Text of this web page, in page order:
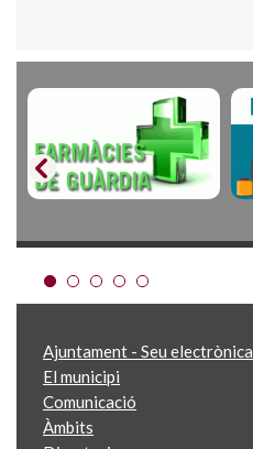
Ajuntament - Seu electrònica
El municipi
Comunicació
Àmbits